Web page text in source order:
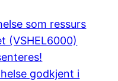
som ressurs
(VSHEL6000)
godkjent i